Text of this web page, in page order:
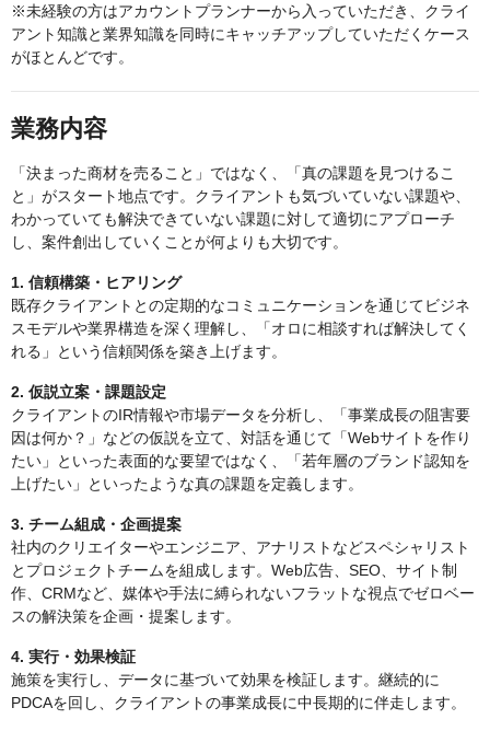
※未経験の方はアカウントプランナーから入っていただき、クライ
アント知識と業界知識を同時にキャッチアップしていただくケース
がほとんどです。
業務内容
「決まった商材を売ること」ではなく、「真の課題を見つけるこ
と」がスタート地点です。クライアントも気づいていない課題や、
わかっていても解決できていない課題に対して適切にアプローチ
し、案件創出していくことが何よりも大切です。
1. 信頼構築・ヒアリング
既存クライアントとの定期的なコミュニケーションを通じてビジネ
スモデルや業界構造を深く理解し、「オロに相談すれば解決してく
れる」という信頼関係を築き上げます。
2. 仮説立案・課題設定
クライアントのIR情報や市場データを分析し、「事業成長の阻害要
因は何か？」などの仮説を立て、対話を通じて「Webサイトを作り
たい」といった表面的な要望ではなく、「若年層のブランド認知を
上げたい」といったような真の課題を定義します。
3. チーム組成・企画提案
社内のクリエイターやエンジニア、アナリストなどスペシャリスト
とプロジェクトチームを組成します。Web広告、SEO、サイト制
作、CRMなど、媒体や手法に縛られないフラットな視点でゼロベー
スの解決策を企画・提案します。
4. 実行・効果検証
施策を実行し、データに基づいて効果を検証します。継続的に
PDCAを回し、クライアントの事業成長に中長期的に伴走します。